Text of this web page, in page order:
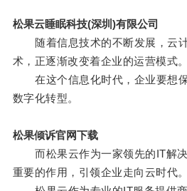
松果云睡眠科技(深圳)有限公司
随着信息技术的不断发展，云计
术，正逐渐改变着企业的运营模式。
在这个信息化时代，企业要想
数字化转型。
松果倾诉官网下载
而松果云作为一家领先的IT解决
重要的作用，引领企业走向云时代。